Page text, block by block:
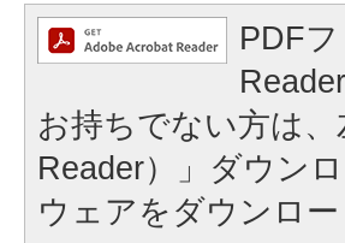
PDF
お持ちでない方は
Reader）」ダウン
ウェアをダウンロ